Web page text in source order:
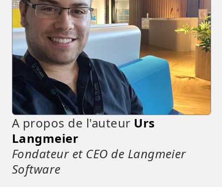
A propos de l'auteur Urs
Langmeier
Fondateur et CEO de Langmeier
Software